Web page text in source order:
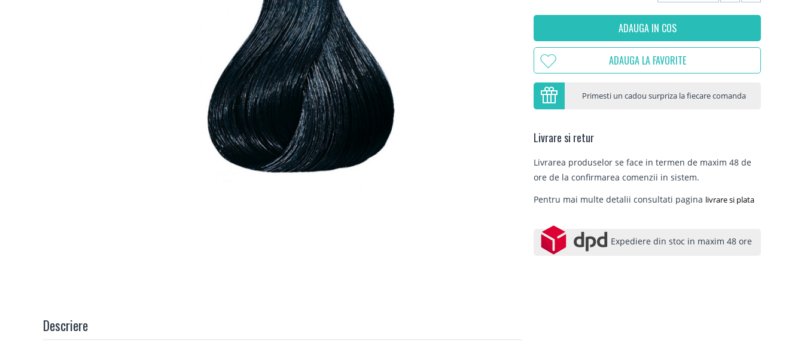
Descriere
ADAUGA IN COS
ADAUGA LA FAVORITE
Primesti un cadou surpriza la fiecare comanda
Livrare si retur
Livrarea produselor se face in termen de maxim 48 de
ore de la confirmarea comenzii in sistem.
Pentru mai multe detalii consultati pagina livrare si plata
Expediere din stoc in maxim 48 ore